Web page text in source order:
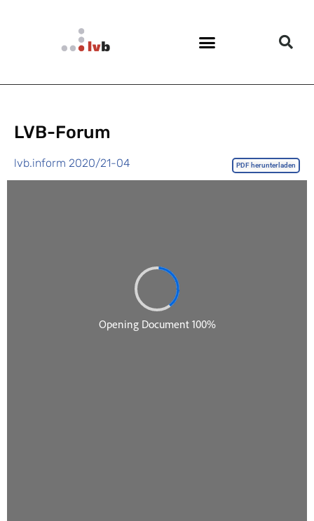
LVB-Forum
lvb.inform 2020/21-04 PDF herunterladen